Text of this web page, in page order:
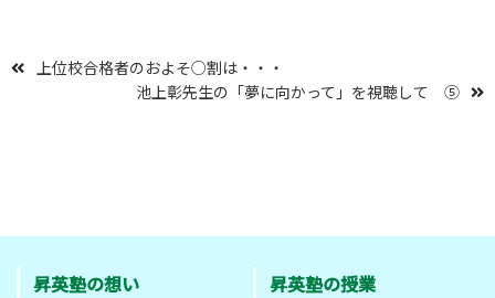
上位校合格者のおよそ○割は・・・
池上彰先生の「夢に向かって」を視聴して ⑤
昇英塾の想い 昇英塾の授業